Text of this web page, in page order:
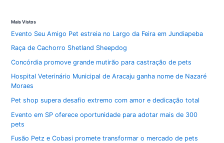
Mais Vistos
Evento Seu Amigo Pet estreia no Largo da Feira em Jundiapeba
Raça de Cachorro Shetland Sheepdog
Concórdia promove grande mutirão para castração de pets
Hospital Veterinário Municipal de Aracaju ganha nome de Nazaré
Moraes
Pet shop supera desafio extremo com amor e dedicação total
Evento em SP oferece oportunidade para adotar mais de 300
pets
Fusão Petz e Cobasi promete transformar o mercado de pets